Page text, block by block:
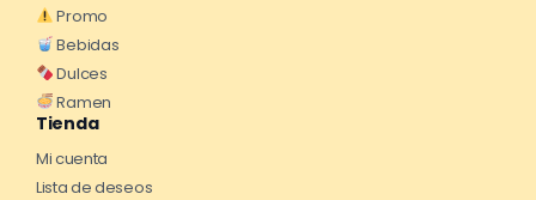
Promo
Bebidas
Dulces
Ramen
Tienda
Mi cuenta
Lista de deseos